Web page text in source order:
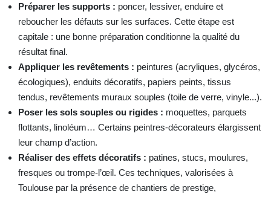
Préparer les supports : poncer, lessiver, enduire et
reboucher les défauts sur les surfaces. Cette étape est
capitale : une bonne préparation conditionne la qualité du
résultat final.
Appliquer les revêtements : peintures (acryliques, glycéros,
écologiques), enduits décoratifs, papiers peints, tissus
tendus, revêtements muraux souples (toile de verre, vinyle...).
Poser les sols souples ou rigides : moquettes, parquets
flottants, linoléum… Certains peintres-décorateurs élargissent
leur champ d’action.
Réaliser des effets décoratifs : patines, stucs, moulures,
fresques ou trompe-l’œil. Ces techniques, valorisées à
Toulouse par la présence de chantiers de prestige,